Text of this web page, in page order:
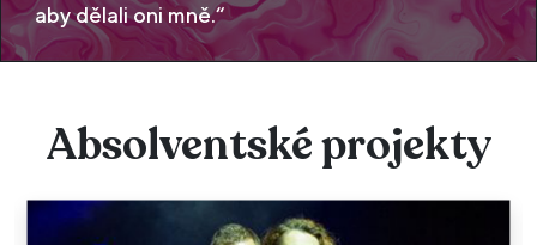
aby dělali oni mně.“
Absolventské projekty